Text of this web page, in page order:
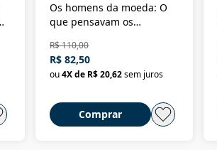
Os homens da moeda: O
que pensavam os
Nova República (1985-
2018)
R$ 110,00
R$ 82,50
ou4X de R$ 20,62sem juros
Comprar